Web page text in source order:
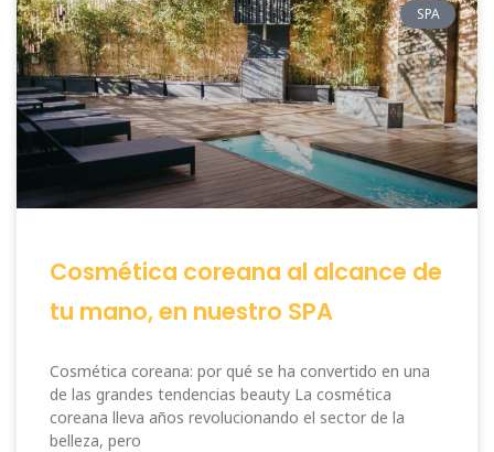
SPA
Cosmética coreana al alcance de
tu mano, en nuestro SPA
Cosmética coreana: por qué se ha convertido en una
de las grandes tendencias beauty La cosmética
coreana lleva años revolucionando el sector de la
belleza, pero